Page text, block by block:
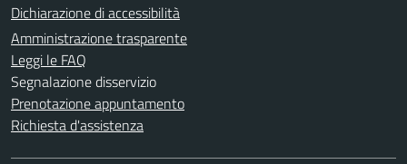
Dichiarazione di accessibilità
Amministrazione trasparente
Leggi le FAQ
Segnalazione disservizio
Prenotazione appuntamento
Richiesta d'assistenza